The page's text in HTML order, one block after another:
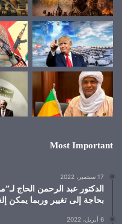
Most Important
17 سبتمبر، 2022
الدكتور عبد الرحمن الحاج
بحاجة إلى تغيير وربما يمكن
6 أبريل، 2022